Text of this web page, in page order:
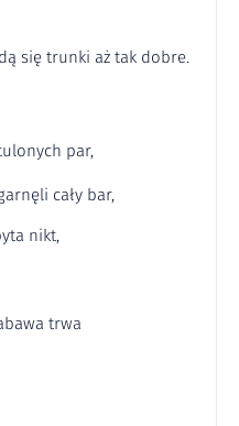
się trunki aż tak dobre.
par,
cały bar,
nikt,
trwa